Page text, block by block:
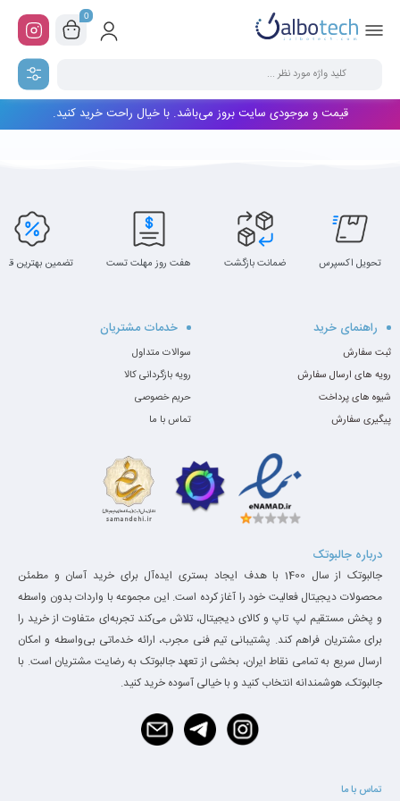
0
قیمت و موجودی سایت بروز می‌باشد. با خیال راحت خرید کنید.
تحویل اکسپرس ضمانت بازگشت هفت روز مهلت تست تضمین بهترین
راهنمای خرید
ثبت سفارش
رویه های ارسال سفارش
شیوه های پرداخت
پیگیری سفارش
خدمات مشتریان
سوالات متداول
رویه بازگردانی کالا
حریم خصوصی
تماس با ما
درباره جالبوتک
جالبوتک از سال 1400 با هدف ایجاد بستری ایده‌آل برای خرید آسان و مطمئن
محصولات دیجیتال فعالیت خود را آغاز کرده است. این مجموعه با واردات بدون واسطه
و پخش مستقیم لپ تاپ و کالای دیجیتال، تلاش می‌کند تجربه‌ای متفاوت از خرید را
برای مشتریان فراهم کند. پشتیبانی تیم فنی مجرب، ارائه خدماتی بی‌واسطه و امکان
ارسال سریع به تمامی نقاط ایران، بخشی از تعهد جالبوتک به رضایت مشتریان است. با
جالبوتک، هوشمندانه انتخاب کنید و با خیالی آسوده خرید کنید.
تماس با ما